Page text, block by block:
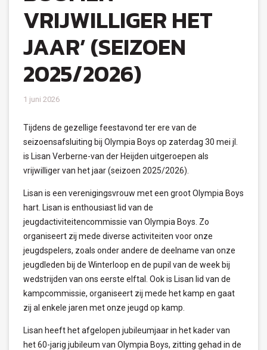
VRIJWILLIGER HET
JAAR’ (SEIZOEN
2025/2026)
1 juni 2026
Tijdens de gezellige feestavond ter ere van de
seizoensafsluiting bij Olympia Boys op zaterdag 30 mei jl.
is Lisan Verberne-van der Heijden uitgeroepen als
vrijwilliger van het jaar (seizoen 2025/2026).
Lisan is een verenigingsvrouw met een groot Olympia Boys
hart. Lisan is enthousiast lid van de
jeugdactiviteitencommissie van Olympia Boys. Zo
organiseert zij mede diverse activiteiten voor onze
jeugdspelers, zoals onder andere de deelname van onze
jeugdleden bij de Winterloop en de pupil van de week bij
wedstrijden van ons eerste elftal. Ook is Lisan lid van de
kampcommissie, organiseert zij mede het kamp en gaat
zij al enkele jaren met onze jeugd op kamp.
Lisan heeft het afgelopen jubileumjaar in het kader van
het 60-jarig jubileum van Olympia Boys, zitting gehad in de